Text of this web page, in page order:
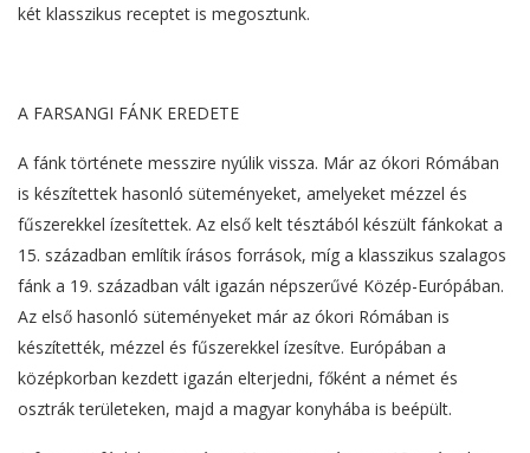
két klasszikus receptet is megosztunk.
A FARSANGI FÁNK EREDETE
A fánk története messzire nyúlik vissza. Már az ókori Rómában
is készítettek hasonló süteményeket, amelyeket mézzel és
fűszerekkel ízesítettek. Az első kelt tésztából készült fánkokat a
15. században említik írásos források, míg a klasszikus szalagos
fánk a 19. században vált igazán népszerűvé Közép-Európában.
Az első hasonló süteményeket már az ókori Rómában is
készítették, mézzel és fűszerekkel ízesítve. Európában a
középkorban kezdett igazán elterjedni, főként a német és
osztrák területeken, majd a magyar konyhába is beépült.